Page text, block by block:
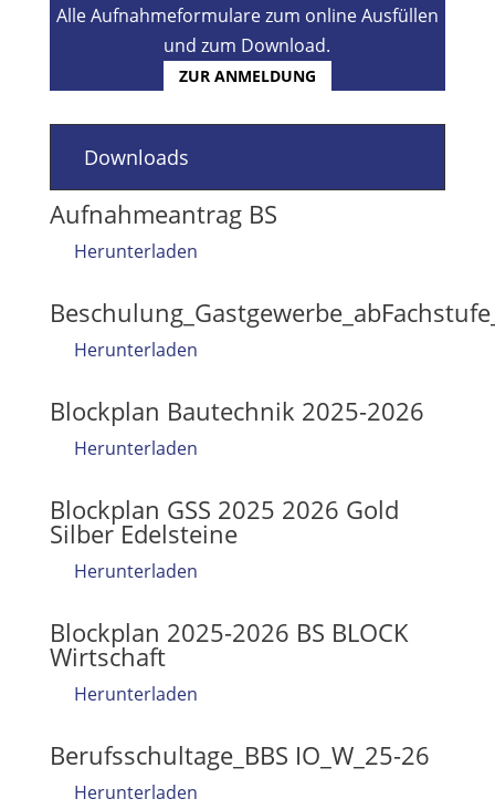
Alle Aufnahmeformulare zum online Ausfüllen
und zum Download.
ZUR ANMELDUNG
Downloads
Aufnahmeantrag BS
Herunterladen
Herunterladen
Blockplan Bautechnik 2025-2026
Herunterladen
Blockplan GSS 2025 2026 Gold
Silber Edelsteine
Herunterladen
Blockplan 2025-2026 BS BLOCK
Wirtschaft
Herunterladen
Berufsschultage_BBS IO_W_25-26
Herunterladen